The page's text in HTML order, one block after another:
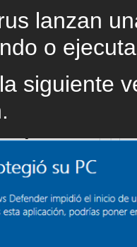
lanzan
o
siguiente